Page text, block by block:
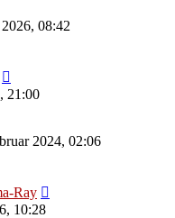
08:42
21:00
2024, 02:06
Ray
10:28